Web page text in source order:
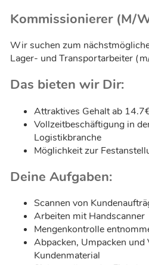
Kommissionierer (M/
Wir suchen zum
Lager- und Transportarbeiter
Das bieten wir Dir:
Attraktives Gehalt ab
Vollzeitbeschäftigung in
Logistikbranche
Möglichkeit zur
Deine Aufgaben:
Scannen von
Arbeiten mit Handscanner
Mengenkontrolle
Abpacken, Umpacken und
Kundenmaterial